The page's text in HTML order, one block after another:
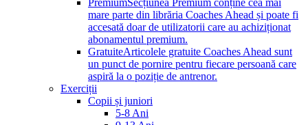
mare parte din librăria Coaches Ahead și poate fi
accesată doar de utilizatorii care au achiziționat
abonamentul premium.
GratuiteArticolele gratuite Coaches Ahead sunt
un punct de pornire pentru fiecare persoană care
aspiră la o poziție de antrenor.
Exerciții
Copii și juniori
5-8 Ani